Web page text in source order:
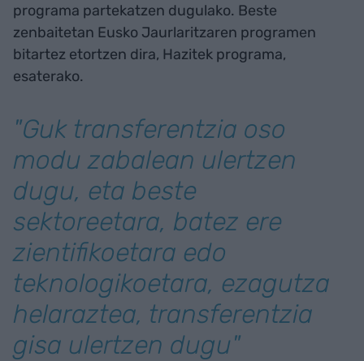
programa partekatzen dugulako. Beste
zenbaitetan Eusko Jaurlaritzaren programen
bitartez etortzen dira, Hazitek programa,
esaterako.
"Guk transferentzia oso
modu zabalean ulertzen
dugu, eta beste
sektoreetara, batez ere
zientifikoetara edo
teknologikoetara, ezagutza
helaraztea, transferentzia
gisa ulertzen dugu"